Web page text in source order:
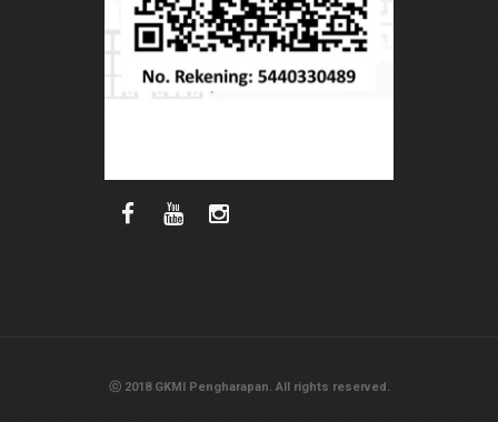
ⓒ 2018 GKMI Pengharapan. All rights reserved.